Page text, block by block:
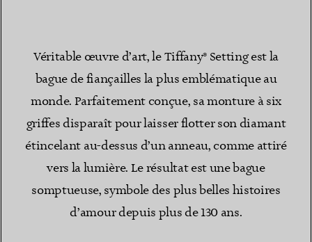
Véritable œuvre d’art, le Tiffany® Setting est la
bague de fiançailles la plus emblématique au
monde. Parfaitement conçue, sa monture à six
griffes disparaît pour laisser flotter son diamant
étincelant au-dessus d’un anneau, comme attiré
vers la lumière. Le résultat est une bague
somptueuse, symbole des plus belles histoires
d’amour depuis plus de 130 ans.